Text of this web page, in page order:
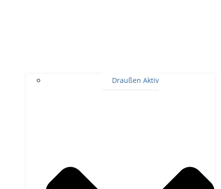
Draußen Aktiv